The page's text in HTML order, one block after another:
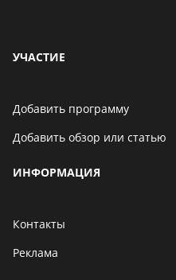
УЧАСТИЕ
Добавить программу
Добавить обзор или статью
ИНФОРМАЦИЯ
Контакты
Реклама